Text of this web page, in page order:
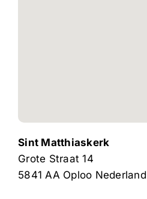
Sint Matthiaskerk
Grote Straat 14
5841 AA Oploo Nederland